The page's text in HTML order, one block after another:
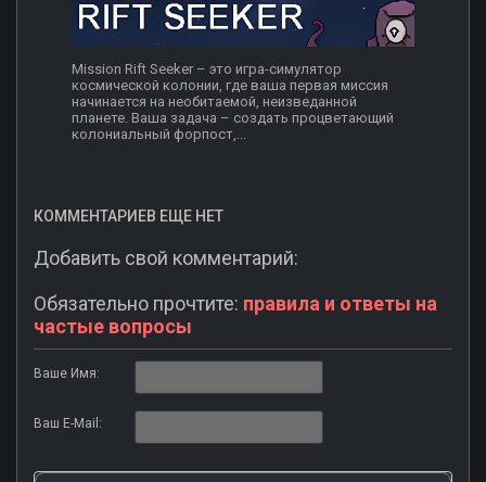
Mission Rift Seeker – это игра-симулятор
космической колонии, где ваша первая миссия
начинается на необитаемой, неизведанной
планете. Ваша задача – создать процветающий
колониальный форпост,...
КОММЕНТАРИЕВ ЕЩЕ НЕТ
Добавить свой комментарий:
Обязательно прочтите: правила и ответы на
частые вопросы
Ваше Имя:
Ваш E-Mail: